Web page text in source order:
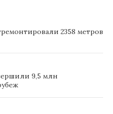
2358 метров
9,5 млн